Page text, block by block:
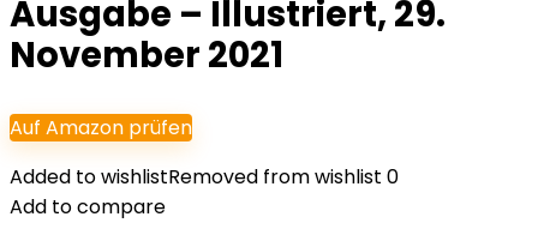
Ausgabe – Illustriert, 29.
November 2021
Auf Amazon prüfen
Added to wishlistRemoved from wishlist 0
Add to compare